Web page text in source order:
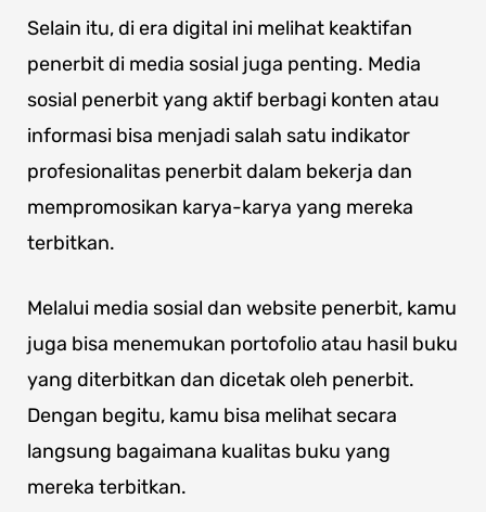
Selain itu, di era digital ini melihat keaktifan
penerbit di media sosial juga penting. Media
sosial penerbit yang aktif berbagi konten atau
informasi bisa menjadi salah satu indikator
profesionalitas penerbit dalam bekerja dan
mempromosikan karya-karya yang mereka
terbitkan.
Melalui media sosial dan website penerbit, kamu
juga bisa menemukan portofolio atau hasil buku
yang diterbitkan dan dicetak oleh penerbit.
Dengan begitu, kamu bisa melihat secara
langsung bagaimana kualitas buku yang
mereka terbitkan.